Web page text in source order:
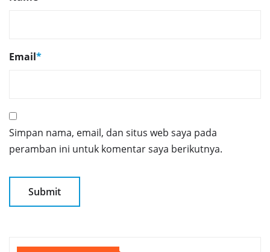
Email*
Simpan nama, email, dan situs web saya pada
peramban ini untuk komentar saya berikutnya.